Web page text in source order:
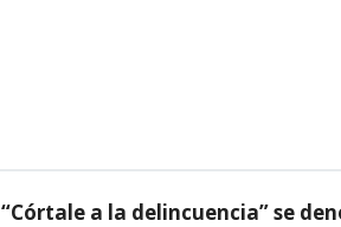
“Córtale a la delincuencia” se